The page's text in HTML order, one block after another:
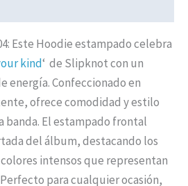
Este Hoodie estampado celebra
kind‘ de Slipknot con un
energía. Confeccionado en
ofrece comodidad y estilo
banda. El estampado frontal
del álbum, destacando los
intensos que representan
para cualquier ocasión,